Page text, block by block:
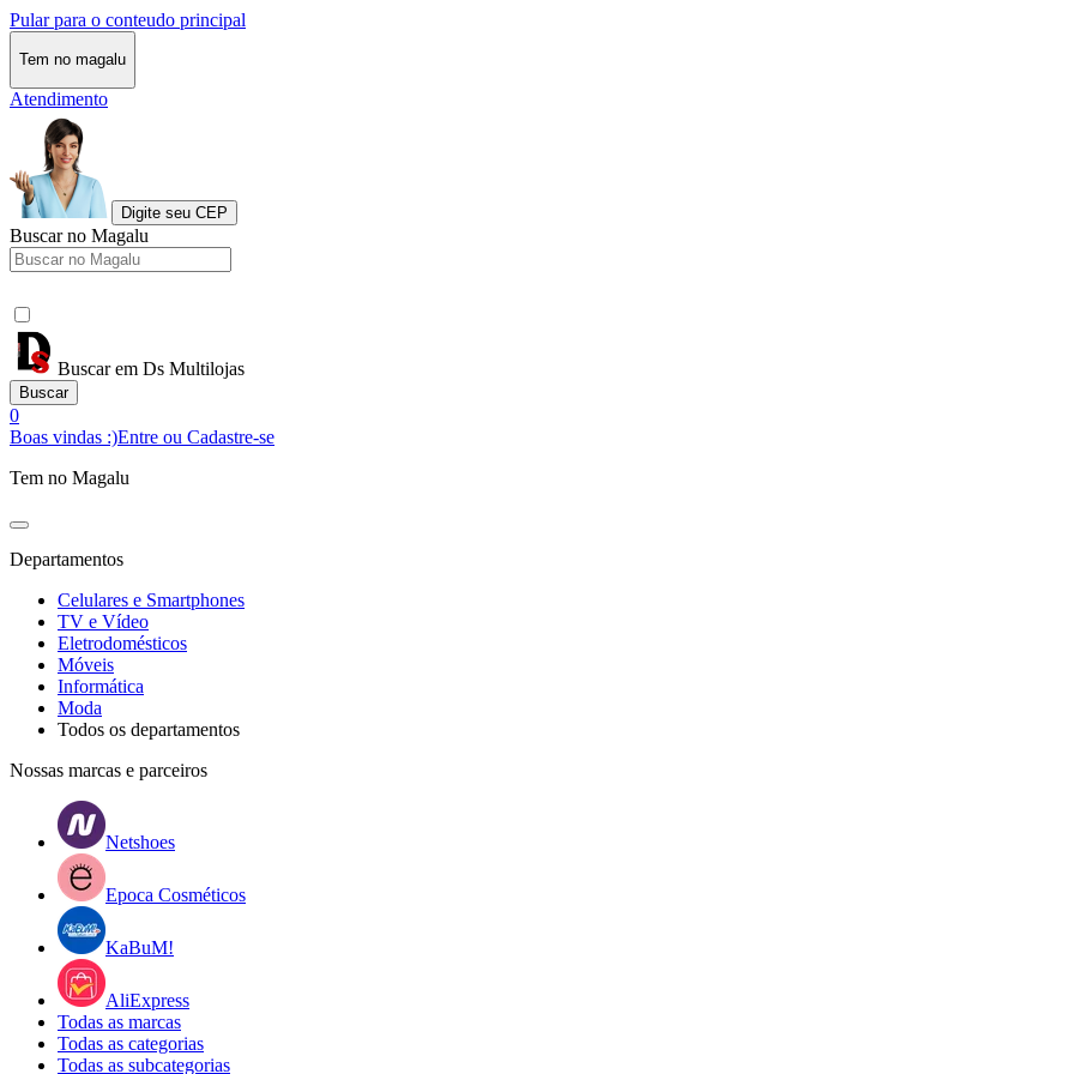
Pular para o conteudo principal
Tem no magalu
Atendimento
Digite seu CEP
Buscar no Magalu
Buscar em Ds Multilojas
Buscar
0
Boas vindas :)Entre ou Cadastre-se
Tem no Magalu
Departamentos
Celulares e Smartphones
TV e Vídeo
Eletrodomésticos
Móveis
Informática
Moda
Todos os departamentos
Nossas marcas e parceiros
Netshoes
Epoca Cosméticos
KaBuM!
AliExpress
Todas as marcas
Todas as categorias
Todas as subcategorias